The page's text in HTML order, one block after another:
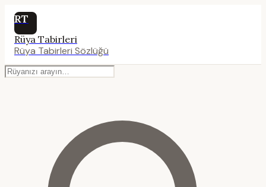
RT
Rüya Tabirleri
Rüya Tabirleri Sözlüğü